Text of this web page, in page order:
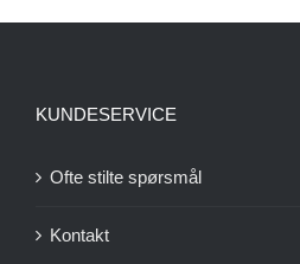
KUNDESERVICE
Ofte stilte spørsmål
Kontakt